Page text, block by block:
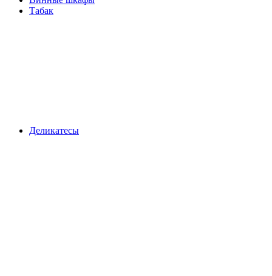
Табак
Деликатесы